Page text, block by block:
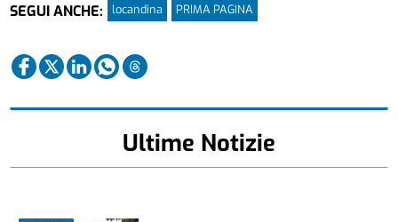
SEGUI ANCHE:
locandina PRIMA PAGINA
Ultime Notizie